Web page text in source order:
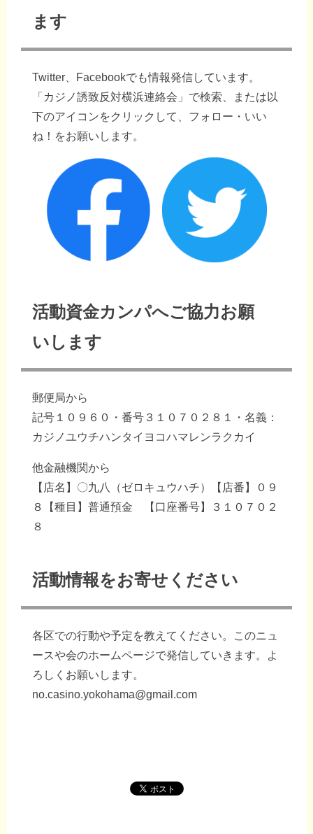
ます
Twitter、Facebookでも情報発信しています。
「カジノ誘致反対横浜連絡会」で検索、または以
下のアイコンをクリックして、フォロー・いい
ね！をお願いします。
活動資金カンパへご協力お願
いします
郵便局から
記号１０９６０・番号３１０７０２８１・名義：
カジノユウチハンタイヨコハマレンラクカイ
他金融機関から
【店名】〇九八（ゼロキュウハチ）【店番】０９
８【種目】普通預金 【口座番号】３１０７０２
８
活動情報をお寄せください
各区での行動や予定を教えてください。このニュ
ースや会のホームページで発信していきます。よ
ろしくお願いします。
no.casino.yokohama@gmail.com